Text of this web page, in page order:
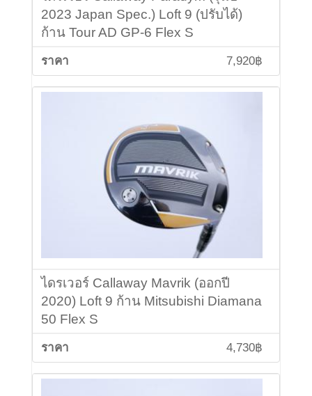
2023 Japan Spec.) Loft 9 (ปรับได้)
ก้าน Tour AD GP-6 Flex S
7,920฿
ไดรเวอร์ Callaway Mavrik (ออกปี
2020) Loft 9 ก้าน Mitsubishi Diamana
50 Flex S
4,730฿